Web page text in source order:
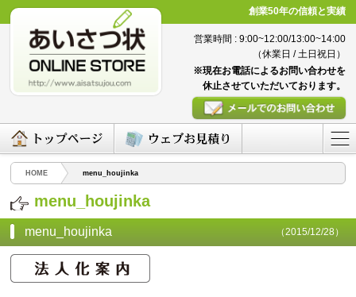
創業50年の信頼と実績
営業時間 : 9:00~12:00/13:00~14:00
（休業日 / 土日祝日）
※現在お電話によるお問い合わせを
休止させていただいております。
HOME menu_houjinka
menu_houjinka
menu_houjinka （2015/12/28）